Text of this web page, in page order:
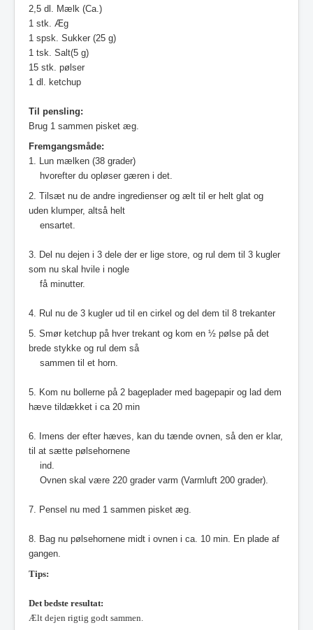
2,5 dl. Mælk (Ca.)
1 stk. Æg
1 spsk. Sukker (25 g)
1 tsk. Salt(5 g)
15 stk. pølser
1 dl. ketchup
Til pensling:
Brug 1 sammen pisket æg.
Fremgangsmåde:
1. Lun mælken (38 grader)
hvorefter du opløser gæren i det.
2. Tilsæt nu de andre ingredienser og ælt til er helt glat og
uden klumper, altså helt
ensartet.
3. Del nu dejen i 3 dele der er lige store, og rul dem til 3 kugler
som nu skal hvile i nogle
få minutter.
4. Rul nu de 3 kugler ud til en cirkel og del dem til 8 trekanter
5. Smør ketchup på hver trekant og kom en ½ pølse på det
brede stykke og rul dem så
sammen til et horn.
5. Kom nu bollerne på 2 bageplader med bagepapir og lad dem
hæve tildækket i ca 20 min
6. Imens der efter hæves, kan du tænde ovnen, så den er klar,
til at sætte pølsehornene
ind.
Ovnen skal være 220 grader varm (Varmluft 200 grader).
7. Pensel nu med 1 sammen pisket æg.
8. Bag nu pølsehornene midt i ovnen i ca. 10 min. En plade af
gangen.
Tips:
Det bedste resultat:
Ælt dejen rigtig godt sammen.